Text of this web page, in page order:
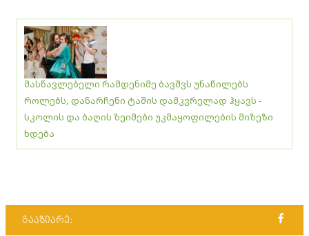
მასწავლებელი რამდენიმე ბავშვს უნაწილებს
როლებს, დანარჩენი ტაშის დამკვრელად ჰყავს -
სკოლის და ბაღის ზეიმები უკმაყოფილების მიზეზი
ხდება
გააზიარე: